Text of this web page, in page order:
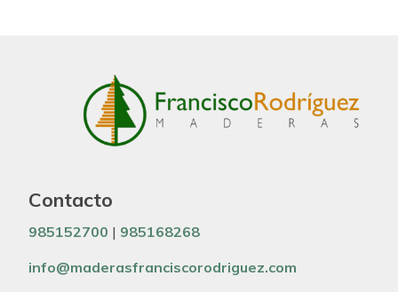
Contacto
985152700 | 985168268
info@maderasfranciscorodriguez.com